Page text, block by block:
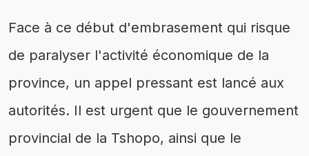
Face à ce début d'embrasement qui risque
de paralyser l'activité économique de la
province, un appel pressant est lancé aux
autorités. Il est urgent que le gouvernement
provincial de la Tshopo, ainsi que le